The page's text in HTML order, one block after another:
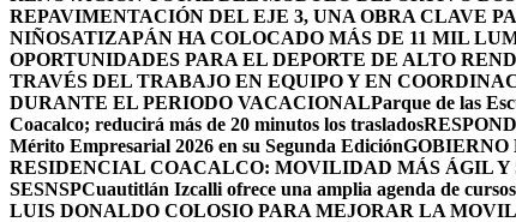
REPAVIMENTACIÓN DEL EJE 3, UNA OBRA CLAVE
NIÑOSATIZAPÁN HA COLOCADO MÁS DE 11 MIL
OPORTUNIDADES PARA EL DEPORTE DE ALTO
TRAVÉS DEL TRABAJO EN EQUIPO Y EN
DURANTE EL PERIODO VACACIONALParque de las
Coacalco; reducirá más de 20 minutos los traslados
Mérito Empresarial 2026 en su Segunda EdiciónGOBIERNO
RESIDENCIAL COACALCO: MOVILIDAD MÁS ÁGIL
SESNSPCuautitlán Izcalli ofrece una amplia agenda de
LUIS DONALDO COLOSIO PARA MEJORAR LA